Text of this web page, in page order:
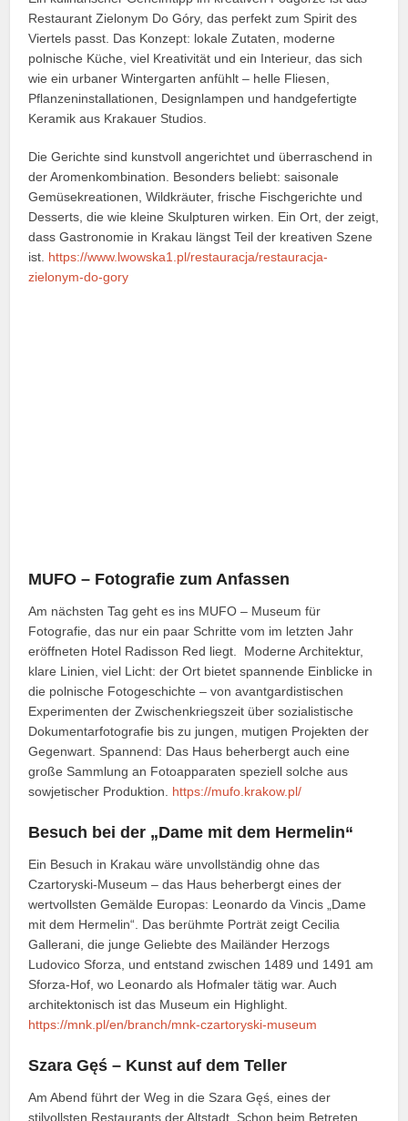
Restaurant Zielonym Do Góry, das perfekt zum Spirit des
Viertels passt. Das Konzept: lokale Zutaten, moderne
polnische Küche, viel Kreativität und ein Interieur, das sich
wie ein urbaner Wintergarten anfühlt – helle Fliesen,
Pflanzeninstallationen, Designlampen und handgefertigte
Keramik aus Krakauer Studios.
Die Gerichte sind kunstvoll angerichtet und überraschend in
der Aromenkombination. Besonders beliebt: saisonale
Gemüsekreationen, Wildkräuter, frische Fischgerichte und
Desserts, die wie kleine Skulpturen wirken. Ein Ort, der zeigt,
dass Gastronomie in Krakau längst Teil der kreativen Szene
ist. https://www.lwowska1.pl/restauracja/restauracja-
zielonym-do-gory
MUFO – Fotografie zum Anfassen
Am nächsten Tag geht es ins MUFO – Museum für
Fotografie, das nur ein paar Schritte vom im letzten Jahr
eröffneten Hotel Radisson Red liegt. Moderne Architektur,
klare Linien, viel Licht: der Ort bietet spannende Einblicke in
die polnische Fotogeschichte – von avantgardistischen
Experimenten der Zwischenkriegszeit über sozialistische
Dokumentarfotografie bis zu jungen, mutigen Projekten der
Gegenwart. Spannend: Das Haus beherbergt auch eine
große Sammlung an Fotoapparaten speziell solche aus
sowjetischer Produktion. https://mufo.krakow.pl/
Besuch bei der „Dame mit dem Hermelin“
Ein Besuch in Krakau wäre unvollständig ohne das
Czartoryski-Museum – das Haus beherbergt eines der
wertvollsten Gemälde Europas: Leonardo da Vincis „Dame
mit dem Hermelin“. Das berühmte Porträt zeigt Cecilia
Gallerani, die junge Geliebte des Mailänder Herzogs
Ludovico Sforza, und entstand zwischen 1489 und 1491 am
Sforza-Hof, wo Leonardo als Hofmaler tätig war. Auch
architektonisch ist das Museum ein Highlight.
https://mnk.pl/en/branch/mnk-czartoryski-museum
Szara Gęś – Kunst auf dem Teller
Am Abend führt der Weg in die Szara Gęś, eines der
stilvollsten Restaurants der Altstadt. Schon beim Betreten